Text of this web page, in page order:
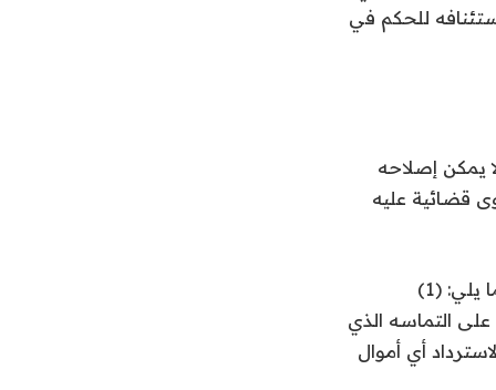
للحكم في
يمكن إصلاحه
قضائية عليه
كتب كابلان: “في الحالة غير المرجحة إلى حد كبير، وهي أن تقوم المحكمة العليا بما يلي: (1)
نفسها والموافقة على التماسه الذي
لاسترداد أي أموال